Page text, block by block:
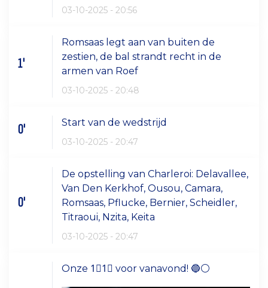
03-10-2025 - 20:56
1'
Romsaas legt aan van buiten de
zestien, de bal strandt recht in de
armen van Roef
03-10-2025 - 20:48
0' Start van de wedstrijd
03-10-2025 - 20:47
0'
De opstelling van Charleroi: Delavallee,
Van Den Kerkhof, Ousou, Camara,
Romsaas, Pflucke, Bernier, Scheidler,
Titraoui, Nzita, Keita
03-10-2025 - 20:47
Onze 1⃣1⃣ voor vanavond! 🔵⚪️